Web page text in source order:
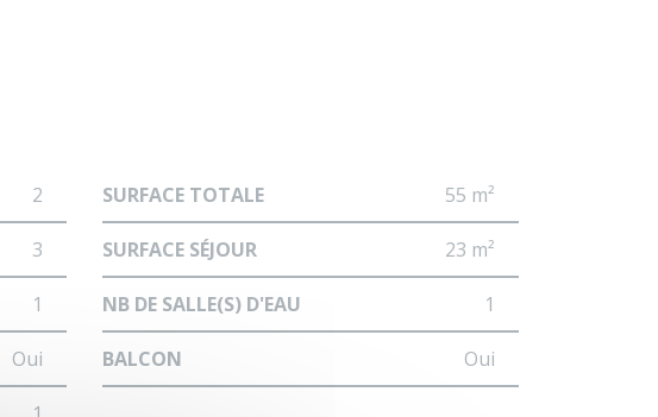
2 SURFACE TOTALE 55 m²
3 SURFACE SÉJOUR 23 m²
1 NB DE SALLE(S) D'EAU 1
Oui BALCON Oui